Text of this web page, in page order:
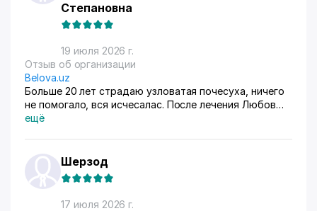
Степановна
19 июля 2026 г.
Отзыв об организации
Belova.uz
Больше 20 лет страдаю узловатая почесуха, ничего
не помогало, вся исчесалас. После лечения Любов
Владимировны 90% болячек ушло, сейчас
ещё
Шерзод
17 июля 2026 г.